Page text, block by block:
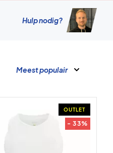
Hulp nodig?
Meest populair
OUTLET
- 33%